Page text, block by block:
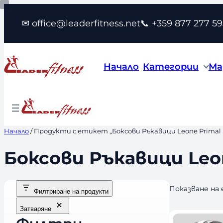
Към
съдържанието
✉ office@leaderfitness.net📞 +359 877 277
Начало Категории
Начало/ Продукти с етикет „Боксови Ръкавици Leone Primal
Боксови Ръкавици
Филтриране на продукти
Затваряне
Показване